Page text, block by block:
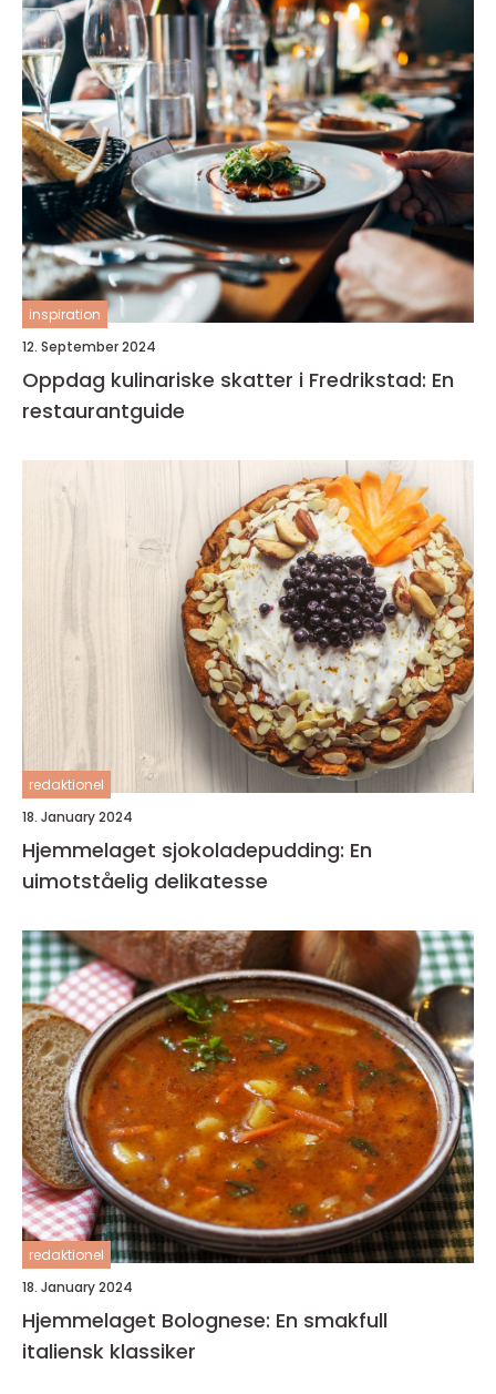
inspiration
12. September 2024
Oppdag kulinariske skatter i Fredrikstad: En
restaurantguide
redaktionel
18. January 2024
Hjemmelaget sjokoladepudding: En
uimotståelig delikatesse
redaktionel
18. January 2024
Hjemmelaget Bolognese: En smakfull
italiensk klassiker